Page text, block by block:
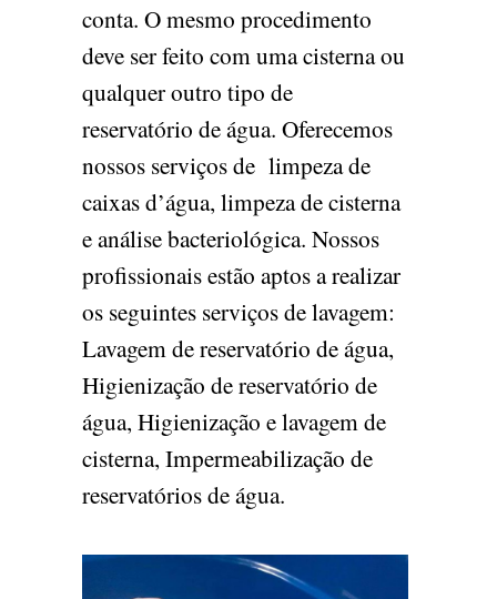
conta. O mesmo procedimento
deve ser feito com uma cisterna ou
qualquer outro tipo de
reservatório de água. Oferecemos
nossos serviços de limpeza de
caixas d’água, limpeza de cisterna
e análise bacteriológica. Nossos
profissionais estão aptos a realizar
os seguintes serviços de lavagem:
Lavagem de reservatório de água,
Higienização de reservatório de
água, Higienização e lavagem de
cisterna, Impermeabilização de
reservatórios de água.